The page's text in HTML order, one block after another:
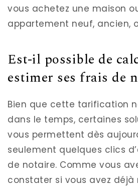
vous achetez une maison
appartement neuf, ancien,
Est-il possible de
estimer ses frais de
Bien que cette tarification
dans le temps, certaines
vous permettent dès
seulement quelques clics
de notaire. Comme vous
constater si vous avez déjà